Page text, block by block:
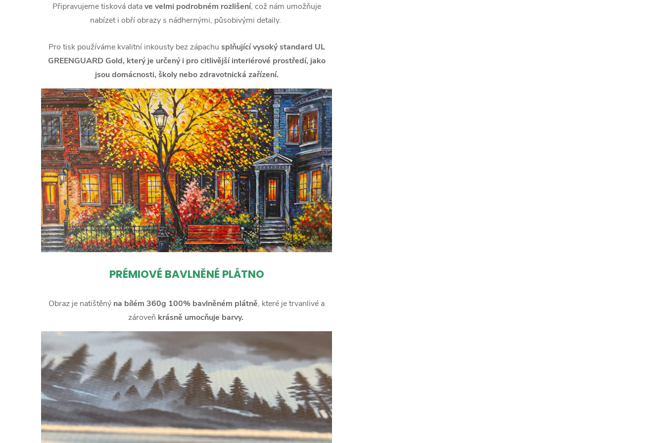
Připravujeme tisková datave velmi podrobném rozlišení, což nám umožňuje
nabízet i obří obrazy s nádhernými, působivými detaily.
Pro tisk používáme kvalitní inkousty bez zápachu splňující vysoký standard UL
GREENGUARD Gold, který je určený i pro citlivější interiérové prostředí, jako
jsou domácnosti, školy nebo zdravotnická zařízení.
PRÉMIOVÉ BAVLNĚNÉ PLÁTNO
Obraz je natištěný na bílém 360g 100% bavlněném plátně, které je trvanlivé a
zároveň krásně umocňuje barvy.